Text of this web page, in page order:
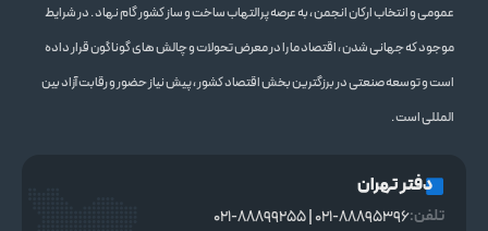
عمومی و انتخاب ارکان انجمن ، به عرصه پرالتهاب ساخت و ساز کشور گام نهاد . در شرایط
موجود که جهانی شدن ، اقتصاد ما را در معرض تحولات و چالش های گوناگون قرار داده
است و توسعه صنعتی در برزگترین بخش اقتصاد کشور ، پیش نیاز حضور و رقابت آزاد بین
المللی است .
دفتر تهران
تلفن:021-88895396 | 021-88899255